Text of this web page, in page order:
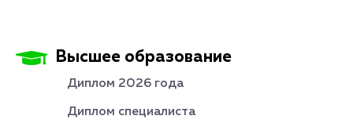
Высшее образование
Диплом 2026 года
Диплом специалиста